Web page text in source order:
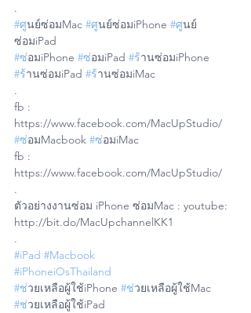
.
#ศูนย์ซ่อมMac #ศูนย์ซ่อมiPhone #ศูนย์
ซ่อมiPad
#ซ่อมiPhone #ซ่อมiPad #ร้านซ่อมiPhone
#ร้านซ่อมiPad #ร้านซ่อมiMac
.
fb :
https://www.facebook.com/MacUpStudio/
#ซ่อมMacbook #ซ่อมiMac
fb :
https://www.facebook.com/MacUpStudio/
.
ตัวอย่างงานซ่อม iPhone ซ่อมMac : youtube:
http://bit.do/MacUpchannelKK1
.
#iPad #Macbook
#iPhoneiOsThailand
#ช่วยเหลือผู้ใช้iPhone #ช่วยเหลือผู้ใช้Mac
#ช่วยเหลือผู้ใช้iPad